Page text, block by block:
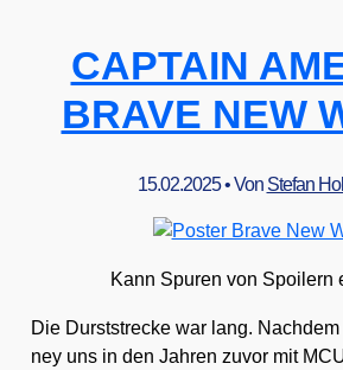
CAPTAIN
BRAVE NEW
15.02.2025• Von Stefan
Kann Spu­ren von Spoi­lern
Die Durst­stre­cke war lang.
ney uns in den Jah­ren zuvor mit